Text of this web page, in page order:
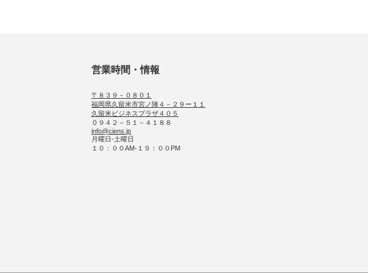
営業時間・情報
〒８３９－０８０１
福岡県久留米市宮ノ陣４－２９ー１１
久留米ビジネスプラザ４０５
０９４２－５１－４１８８
info@ciens.jp
月曜日-土曜日
１０：００AM-１９：００PM